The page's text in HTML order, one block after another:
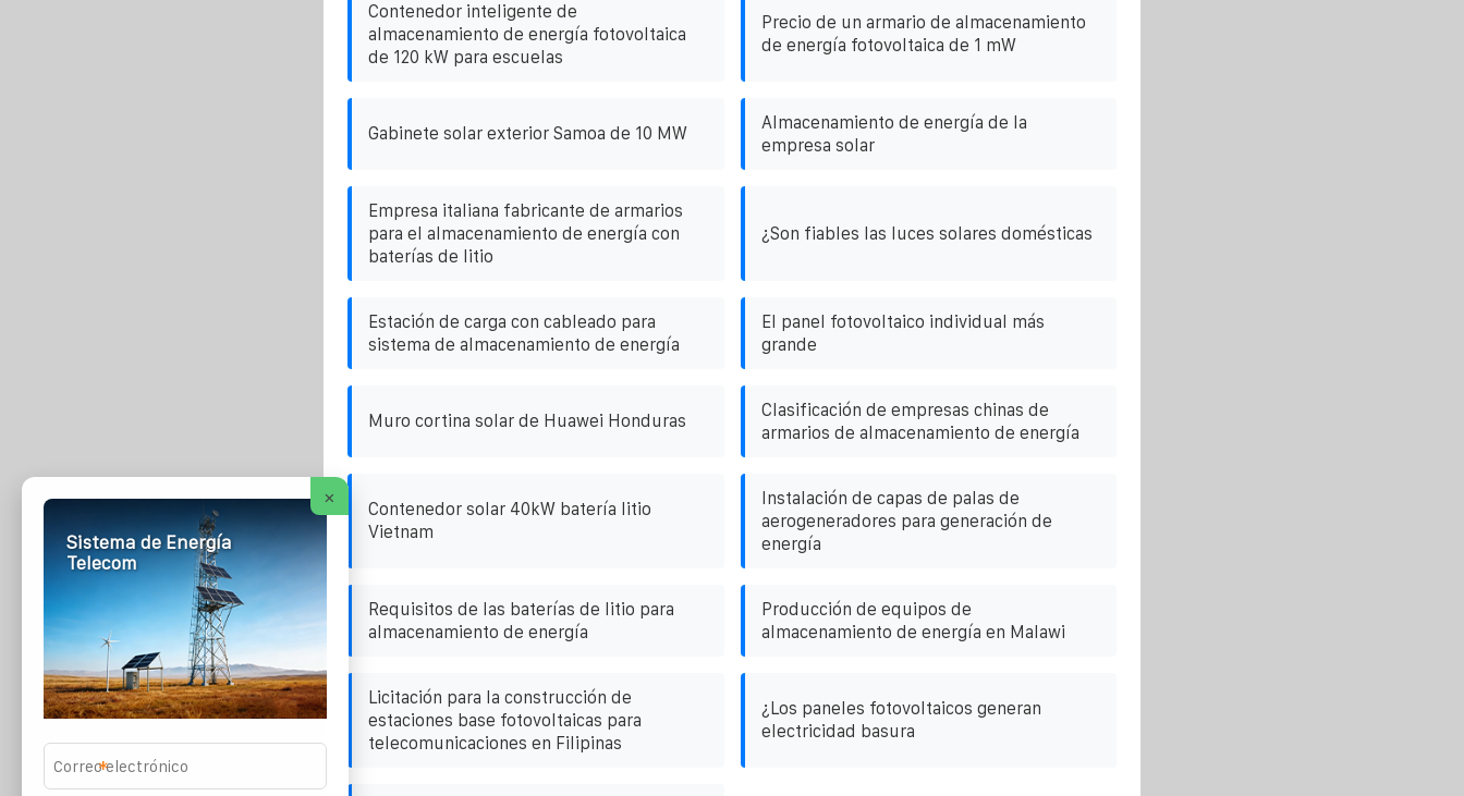
Contenedor inteligente de
almacenamiento de energía fotovoltaica
de 120 kW para escuelas
Precio de un armario de almacenamiento
de energía fotovoltaica de 1 mW
Gabinete solar exterior Samoa de 10 MW
Almacenamiento de energía de la
empresa solar
Empresa italiana fabricante de armarios
para el almacenamiento de energía con
baterías de litio
¿Son fiables las luces solares domésticas
Estación de carga con cableado para
sistema de almacenamiento de energía
El panel fotovoltaico individual más
grande
Muro cortina solar de Huawei Honduras
Clasificación de empresas chinas de
armarios de almacenamiento de energía
Contenedor solar 40kW batería litio
Vietnam
Instalación de capas de palas de
aerogeneradores para generación de
energía
Requisitos de las baterías de litio para
almacenamiento de energía
Producción de equipos de
almacenamiento de energía en Malawi
Licitación para la construcción de
estaciones base fotovoltaicas para
telecomunicaciones en Filipinas
¿Los paneles fotovoltaicos generan
electricidad basura
×
Sistema de Energía
Telecom
*